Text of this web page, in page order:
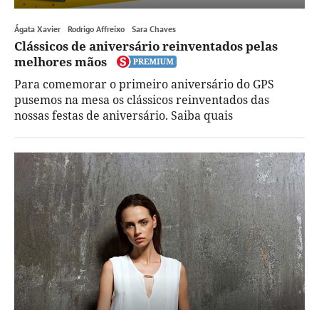
Ágata Xavier Rodrigo Affreixo Sara Chaves
Clássicos de aniversário reinventados pelas
melhores mãos
Para comemorar o primeiro aniversário do GPS
pusemos na mesa os clássicos reinventados das
nossas festas de aniversário. Saiba quais